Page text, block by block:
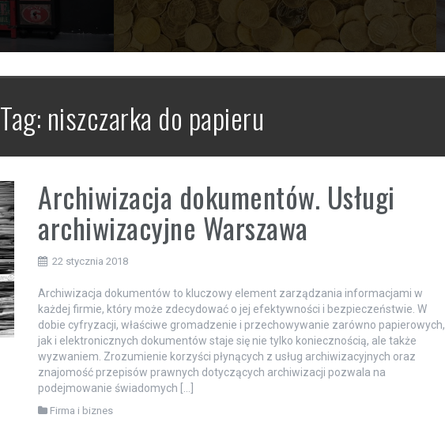
Tag: niszczarka do papieru
Archiwizacja dokumentów. Usługi
archiwizacyjne Warszawa
22 stycznia 2018
Archiwizacja dokumentów to kluczowy element zarządzania informacjami w
każdej firmie, który może zdecydować o jej efektywności i bezpieczeństwie. W
dobie cyfryzacji, właściwe gromadzenie i przechowywanie zarówno papierowych,
jak i elektronicznych dokumentów staje się nie tylko koniecznością, ale także
wyzwaniem. Zrozumienie korzyści płynących z usług archiwizacyjnych oraz
znajomość przepisów prawnych dotyczących archiwizacji pozwala na
podejmowanie świadomych […]
Firma i biznes